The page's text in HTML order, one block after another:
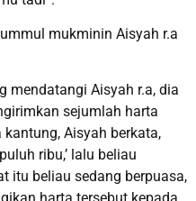
mukminin Aisyah r.a
mendatangi Aisyah r.a, dia
sejumlah harta
Aisyah berkata,
ribu,’ lalu beliau
itu beliau sedang berpuasa,